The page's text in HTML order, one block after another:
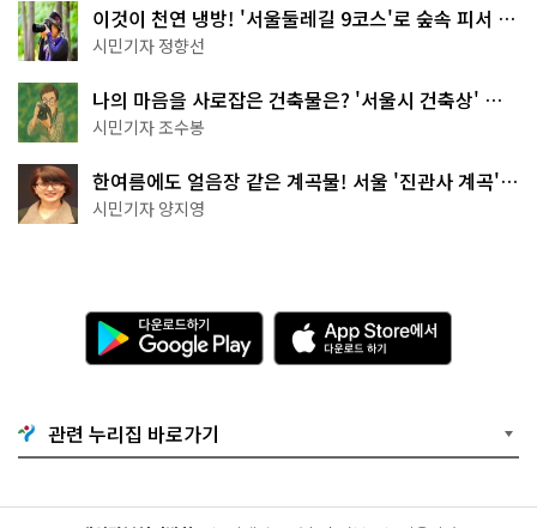
이것이 천연 냉방! '서울둘레길 9코스'로 숲속 피서 떠
나볼까
시민기자 정향선
나의 마음을 사로잡은 건축물은? '서울시 건축상' 수
상작 공개!
시민기자 조수봉
한여름에도 얼음장 같은 계곡물! 서울 '진관사 계곡'이
천국이네~
시민기자 양지영
다
운
로
기
G
o
g
A
p
p
e
서
관련 누리집 바로가기